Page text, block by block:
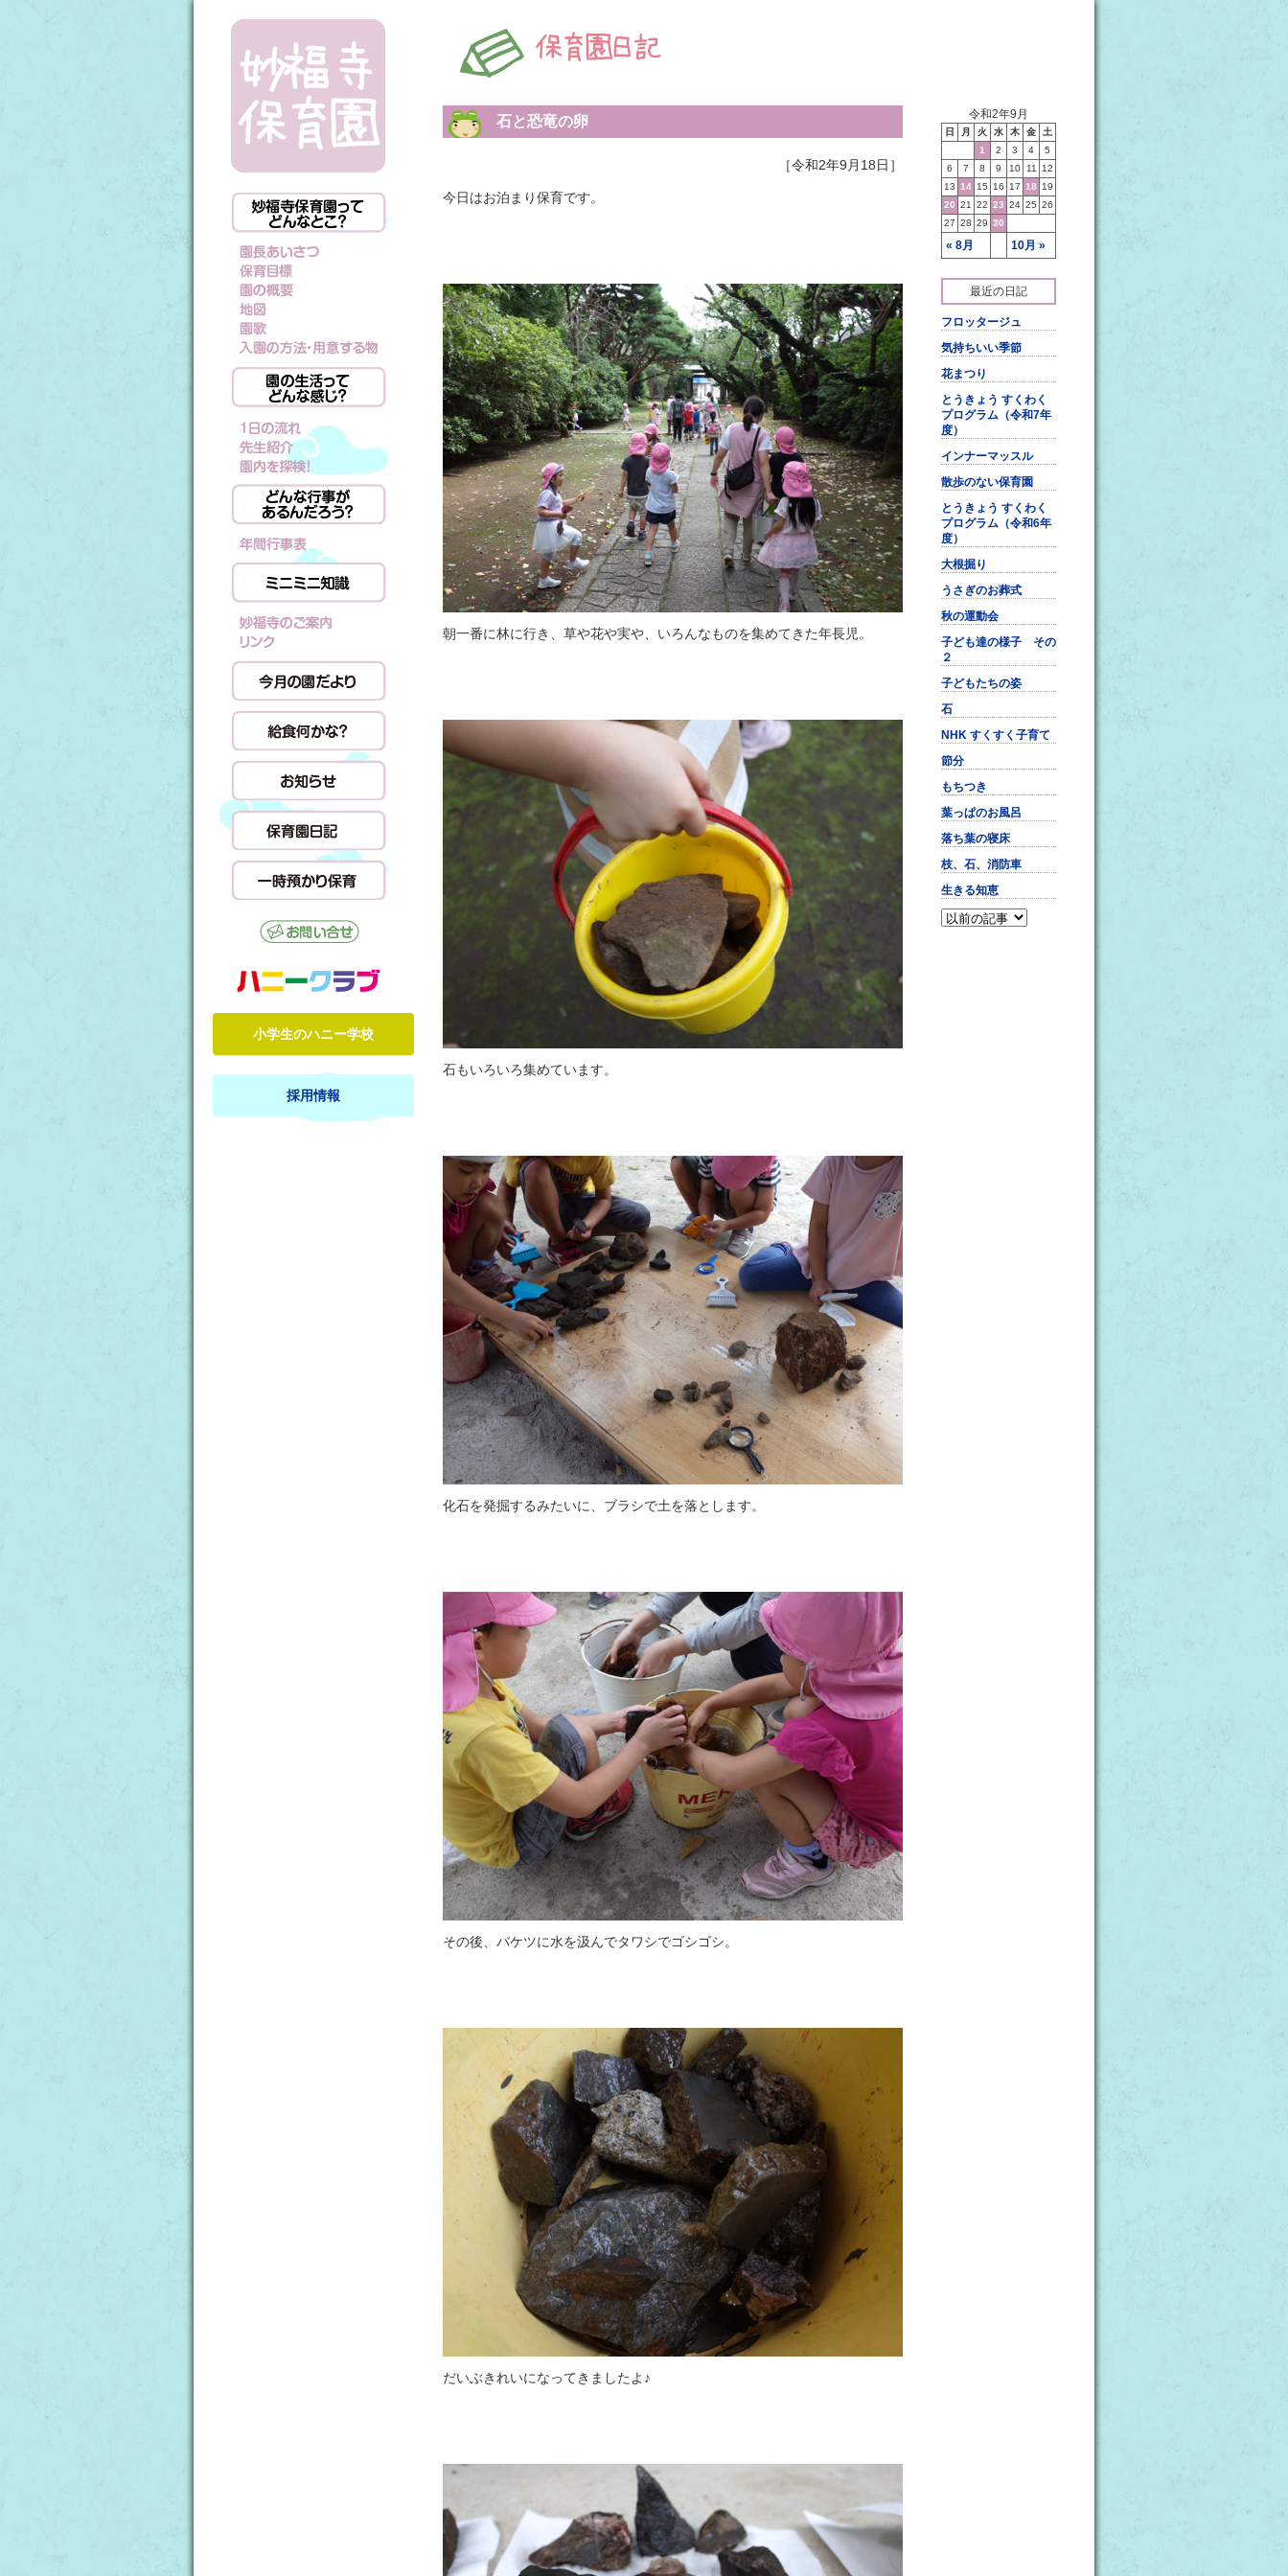
小学生のハニー学校
採用情報
石と恐竜の卵
［令和2年9月18日］
今日はお泊まり保育です。
朝一番に林に行き、草や花や実や、いろんなものを集めてきた年長児。
石もいろいろ集めています。
化石を発掘するみたいに、ブラシで土を落とします。
その後、バケツに水を汲んでタワシでゴシゴシ。
だいぶきれいになってきましたよ♪
令和2年9月
日 月 火 水 木 金 土
« 8月 10月 »
1 2 3 4
5
6
7 8 9 10 11
12
13 14 15 16 17 18
19
20 21 22 23 24 25 26
27 28 29 30
最近の日記
フロッタージュ
気持ちいい季節
花まつり
とうきょう すくわく
プログラム（令和7年
度）
インナーマッスル
散歩のない保育園
とうきょう すくわく
プログラム（令和6年
度）
大根掘り
うさぎのお葬式
秋の運動会
子ども達の様子 その
２
子どもたちの姿
石
NHK すくすく子育て
節分
もちつき
葉っぱのお風呂
落ち葉の寝床
枝、石、消防車
生きる知恵